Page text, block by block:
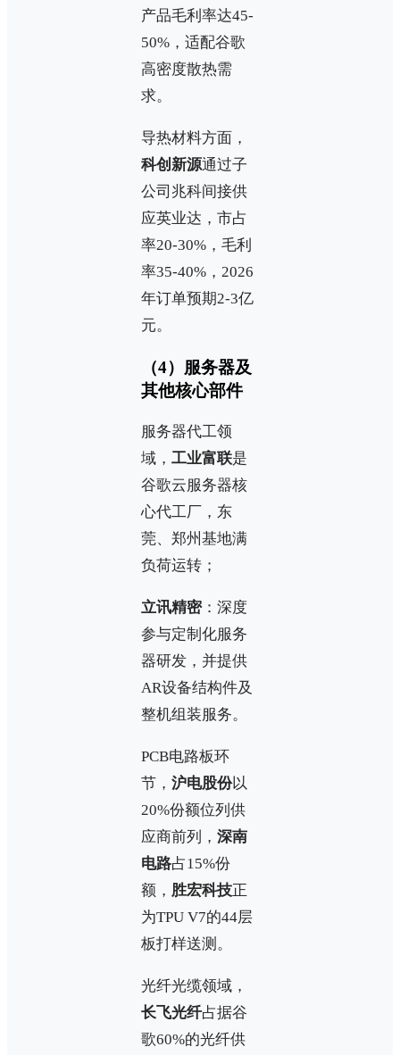
产品毛利率达45-
50%，适配谷歌
高密度散热需
求。
导热材料方面，
科创新源通过子
公司兆科间接供
应英业达，市占
率20-30%，毛利
率35-40%，2026
年订单预期2-3亿
元。
（4）服务器及
其他核心部件
服务器代工领
域， 工业富联是
谷歌云服务器核
心代工厂，东
莞、郑州基地满
负荷运转；
立讯精密：深度
参与定制化服务
器研发，并提供
AR设备结构件及
整机组装服务。
PCB电路板环
节， 沪电股份以
20%份额位列供
应商前列， 深南
电路占15%份
额， 胜宏科技正
为TPU V7的44层
板打样送测。
光纤光缆领域，
长飞光纤占据谷
歌60%的光纤供